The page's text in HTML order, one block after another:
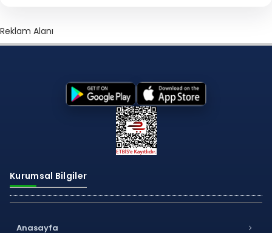
Reklam Alanı
Kurumsal Bilgiler
Anasayfa